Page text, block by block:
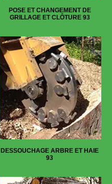
POSE ET CHANGEMENT DE
GRILLAGE ET CLÔTURE 93
DESSOUCHAGE ARBRE ET HAIE
93